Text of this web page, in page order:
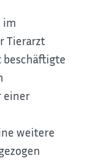
im
Tierarzt
einer
weitere